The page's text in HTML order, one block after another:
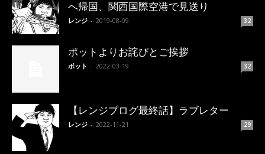
へ帰国、関西国際空港で見送り
レンジ - 2019-08-09 32
ポットよりお詫びとご挨拶
ポット - 2022-03-19 32
【レンジブログ最終話】ラブレター
レンジ - 2022-11-21 29